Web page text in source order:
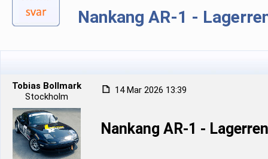
Nankang AR-1 -
Tobias Bollmark
Stockholm
14 Mar 2026 13:39
Nankang AR-1 -